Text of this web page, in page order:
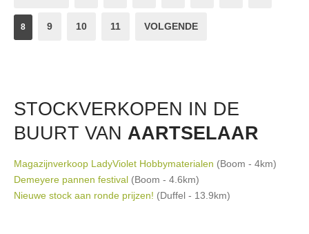
8 9 10 11 VOLGENDE
STOCKVERKOPEN IN DE
BUURT VAN AARTSELAAR
Magazijnverkoop LadyViolet Hobbymaterialen (Boom - 4km)
Demeyere pannen festival (Boom - 4.6km)
Nieuwe stock aan ronde prijzen! (Duffel - 13.9km)